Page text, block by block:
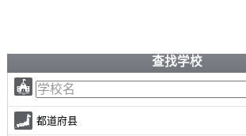
查找学校
都道府县